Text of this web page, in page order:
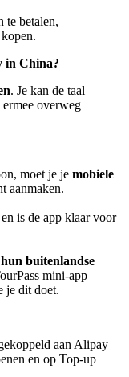
te betalen,
in China?
. Je kan de taal
ermee overweg
moet je je mobiele
aanmaken.
en is de app klaar voor
buitenlandse
mini-app
je dit doet.
aan Alipay
en op Top-up